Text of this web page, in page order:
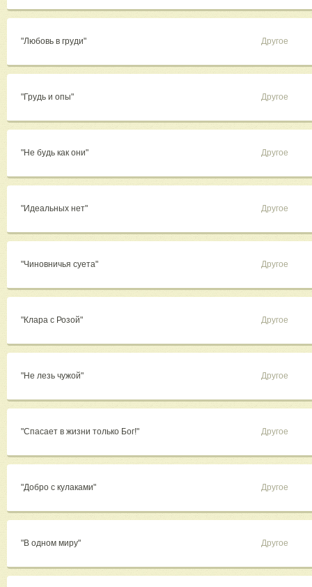
"Любовь в груди" Другое
"Грудь и опы" Другое
"Не будь как они" Другое
"Идеальных нет" Другое
"Чиновничья суета" Другое
"Клара с Розой" Другое
"Не лезь чужой" Другое
"​Спасает в жизни только Бог!" Другое
"Добро с кулаками" Другое
"В одном миру" Другое